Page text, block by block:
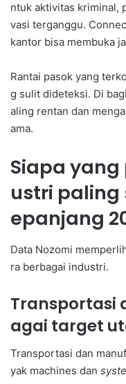
ntuk aktivitas kriminal,
vasi terganggu.
kantor bisa membuka
Rantai pasok yang
g sulit dideteksi. Di
aling rentan dan
ama.
Siapa
ustri paling
epanjang
Data Nozomi
ra berbagai industri.
Transportasi
agai target
Transportasi dan
yak machines dan